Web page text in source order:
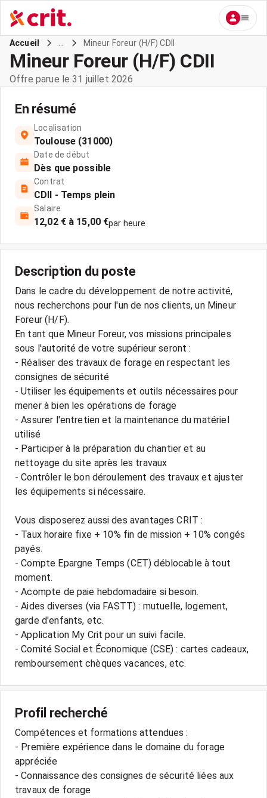
Accueil Mineur Foreur (H/F) CDII
Mineur Foreur (H/F) CDII
Offre parue le 31 juillet 2026
En résumé
Localisation
Toulouse (31000)
Date de début
Dès que possible
Contrat
CDII - Temps plein
Salaire
12,02 € à 15,00 €par heure
Description du poste
Dans le cadre du développement de notre activité,
nous recherchons pour l'un de nos clients, un Mineur
Foreur (H/F).
En tant que Mineur Foreur, vos missions principales
sous l'autorité de votre supérieur seront :
- Réaliser des travaux de forage en respectant les
consignes de sécurité
- Utiliser les équipements et outils nécessaires pour
mener à bien les opérations de forage
- Assurer l'entretien et la maintenance du matériel
utilisé
- Participer à la préparation du chantier et au
nettoyage du site après les travaux
- Contrôler le bon déroulement des travaux et ajuster
les équipements si nécessaire.
Vous disposerez aussi des avantages CRIT :
- Taux horaire fixe + 10% fin de mission + 10% congés
payés.
- Compte Epargne Temps (CET) déblocable à tout
moment.
- Acompte de paie hebdomadaire si besoin.
- Aides diverses (via FASTT) : mutuelle, logement,
garde d'enfants, etc.
- Application My Crit pour un suivi facile.
- Comité Social et Économique (CSE) : cartes cadeaux,
remboursement chèques vacances, etc.
Profil recherché
Compétences et formations attendues :
- Première expérience dans le domaine du forage
appréciée
- Connaissance des consignes de sécurité liées aux
travaux de forage